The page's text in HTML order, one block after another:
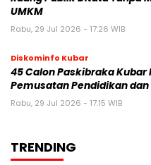
UMKM
Rabu, 29 Jul 2026 - 17:26 WIB
Diskominfo Kubar
45 Calon Paskibraka Kubar
Pemusatan Pendidikan
Rabu, 29 Jul 2026 - 17:15 WIB
TRENDING